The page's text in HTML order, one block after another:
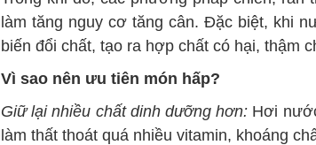
làm tăng nguy cơ tăng cân. Đặc biệt, khi
biến đổi chất, tạo ra hợp chất có hại, thậm
Vì sao nên ưu tiên món hấp?
Giữ lại nhiều chất dinh dưỡng hơn: Hơi
làm thất thoát quá nhiều vitamin, khoáng